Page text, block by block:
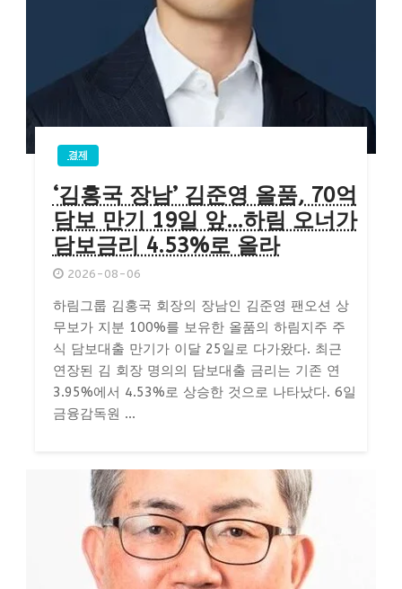
경제
‘김홍국 장남’ 김준영 올품, 70억
담보 만기 19일 앞…하림 오너가
담보금리 4.53%로 올라
2026-08-06
하림그룹 김홍국 회장의 장남인 김준영 팬오션 상
무보가 지분 100%를 보유한 올품의 하림지주 주
식 담보대출 만기가 이달 25일로 다가왔다. 최근
연장된 김 회장 명의의 담보대출 금리는 기존 연
3.95%에서 4.53%로 상승한 것으로 나타났다. 6일
금융감독원 ...